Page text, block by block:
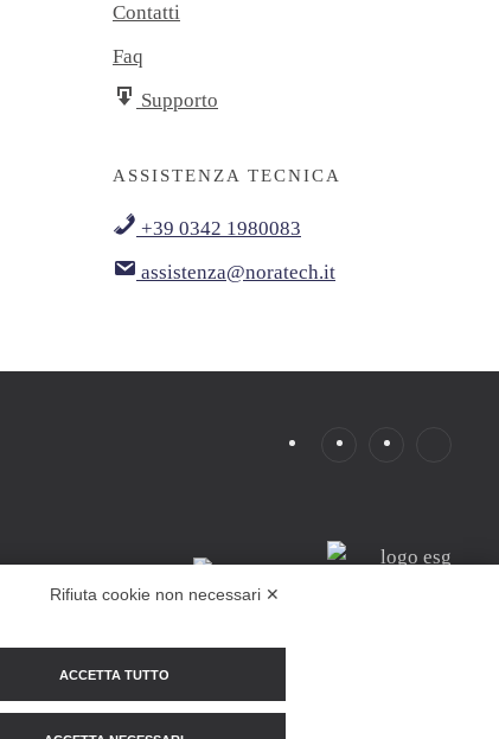
Contatti
Faq
Supporto
ASSISTENZA TECNICA
+39 0342 1980083
assistenza@noratech.it
Rifiuta cookie non necessari ✕
ACCETTA TUTTO